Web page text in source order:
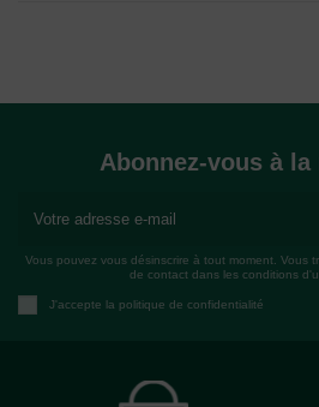
Abonnez-vous à
Vous pouvez vous désinscrire à tout moment. Vous
de contact dans les conditions
J'accepte la politique de confidentialité